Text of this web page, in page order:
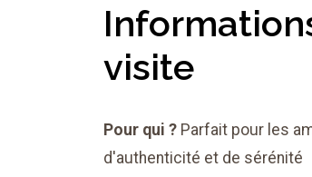
visite
Pour qui ? Parfait pour les
d'authenticité et de sérénité